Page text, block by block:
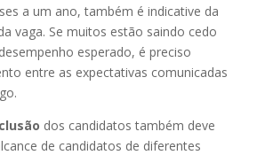
a um ano, também é indicative da
vaga. Se muitos estão saindo cedo
esperado, é preciso
entre as expectativas comunicadas
dos candidatos também deve
de candidatos de diferentes